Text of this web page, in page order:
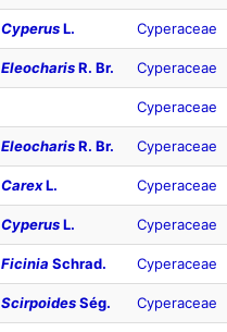
CyperusL. Cyperaceae
EleocharisR. Br. Cyperaceae
Cyperaceae
EleocharisR. Br. Cyperaceae
CarexL. Cyperaceae
CyperusL. Cyperaceae
Ficinia Schrad. Cyperaceae
ScirpoidesSég. Cyperaceae